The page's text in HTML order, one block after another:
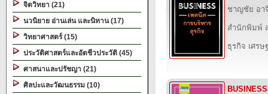
จิตวิทยา (21)
นวนิยาย อ่านเล่น และนิทาน (17)
วิทยาศาสตร์ (15)
ประวัติศาสตร์และอัตชีวประวัติ (45)
ศาสนาและปรัชญา (21)
ศิลปะและวัฒนธรรม (10)
ชาญชัย อา
สำนักพิมพ์
ธุรกิจ เศรษ